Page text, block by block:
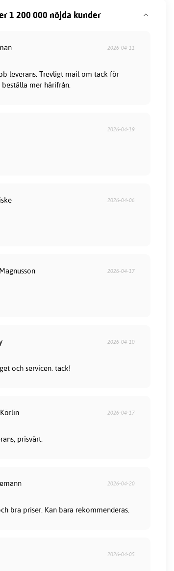
1 200 000 nöjda kunder
2026-04-11
leverans. Trevligt mail om tack för
mer härifrån.
2026-04-19
2026-04-06
2026-04-17
2026-04-10
och servicen. tack!
2026-04-17
prisvärt.
2026-04-20
bra priser. Kan bara rekommenderas.
2026-04-05